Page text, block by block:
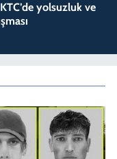
yolsuzluk ve